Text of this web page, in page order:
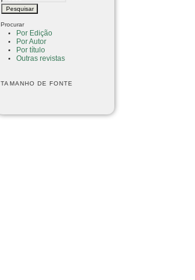
Procurar
Por Edição
Por Autor
Por título
Outras revistas
TAMANHO DE FONTE